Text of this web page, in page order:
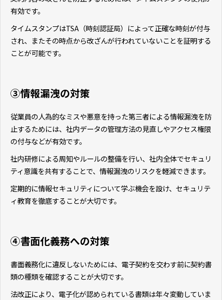
有効です。
タイムスタンプはTSA（時刻認証局）によって正確な時刻が付与
され、またその時点から改ざんが行われていないことを証明する
ことが可能です。
③情報漏洩の対策
従業員の人為的なミスや悪意を持った第三者による情報漏洩を防
止するためには、社内データの管理方法の見直しやアクセス権限
の付与などが有効です。
社内研修による周知やルールの整備を行い、社内全体でセキュリ
ティ意識を共有することで、情報漏洩のリスクを軽減できます。
定期的に情報セキュリティについて学ぶ機会を設け、セキュリテ
ィ教育を徹底することが大切です。
④書面化義務への対策
書面義務化に違反しないためには、電子契約を交わす前に契約書
類の種類を確認することが大切です。
法改正により、電子化が認められている書類は年々変動していま